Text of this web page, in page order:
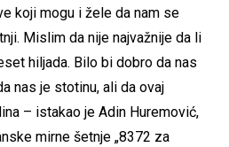
koji mogu i žele da nam se
Mislim da nije najvažnije da li
hiljada. Bilo bi dobro da nas
nas je stotinu, ali da ovaj
– istakao je Adin Huremović,
mirne šetnje „8372 za